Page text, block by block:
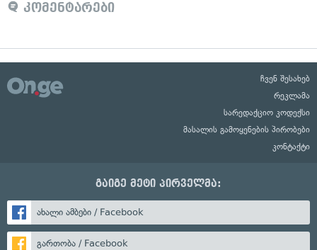
კომენტარები
ჩვენ შესახებ
რეკლამა
სარედაქციო კოდექსი
მასალის გამოყენების პირობები
კონტაქტი
გაიგე მეტი პირველმა:
ახალი ამბები / Facebook
გართობა / Facebook